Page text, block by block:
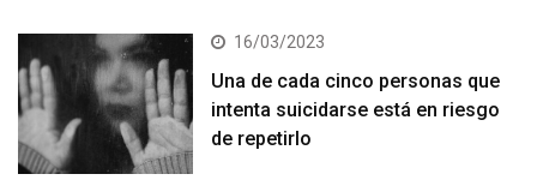
16/03/2023
Una de cada cinco personas que
intenta suicidarse está en riesgo
de repetirlo